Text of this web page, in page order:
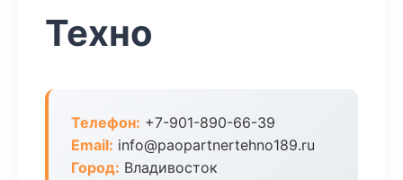
Техно
Телефон: +7-901-890-66-39
Email: info@paopartnertehno189.ru
Город: Владивосток